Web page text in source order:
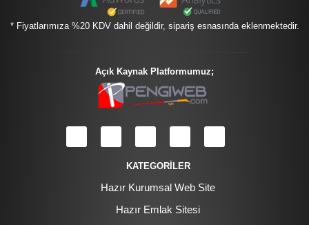
* Fiyatlarımıza %20 KDV dahil değildir, sipariş esnasında eklenmektedir.
Açık Kaynak Platformumuz;
KATEGORİLER
Hazır Kurumsal Web Site
Hazır Emlak Sitesi